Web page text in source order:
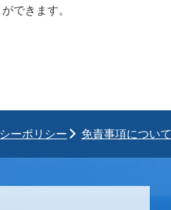
できます。
ーポリシー 免責事項について